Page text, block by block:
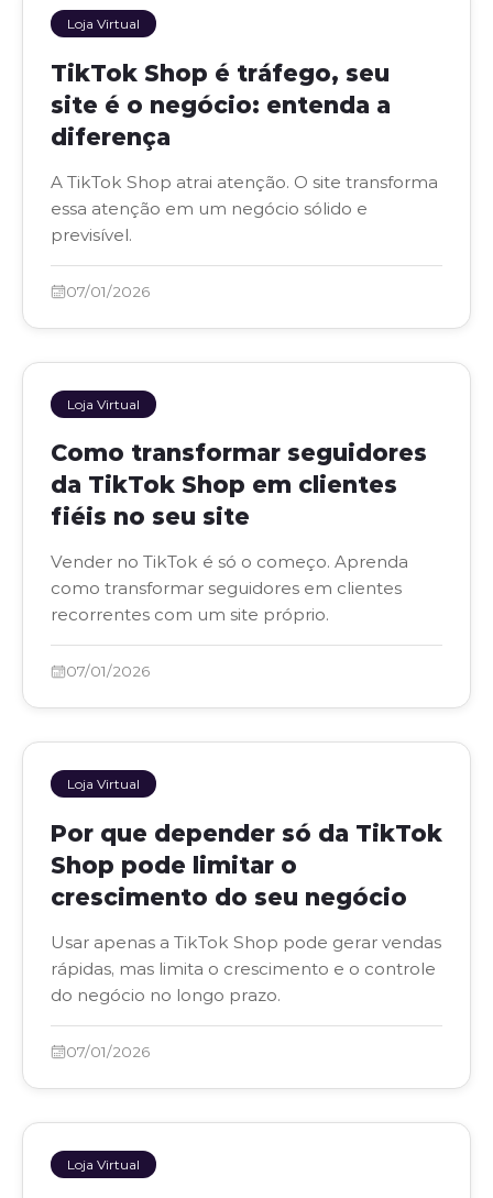
Loja Virtual
TikTok Shop é tráfego, seu
site é o negócio: entenda a
diferença
A TikTok Shop atrai atenção. O site transforma
essa atenção em um negócio sólido e
previsível.
07/01/2026
Loja Virtual
Como transformar seguidores
da TikTok Shop em clientes
fiéis no seu site
Vender no TikTok é só o começo. Aprenda
como transformar seguidores em clientes
recorrentes com um site próprio.
07/01/2026
Loja Virtual
Por que depender só da TikTok
Shop pode limitar o
crescimento do seu negócio
Usar apenas a TikTok Shop pode gerar vendas
rápidas, mas limita o crescimento e o controle
do negócio no longo prazo.
07/01/2026
Loja Virtual